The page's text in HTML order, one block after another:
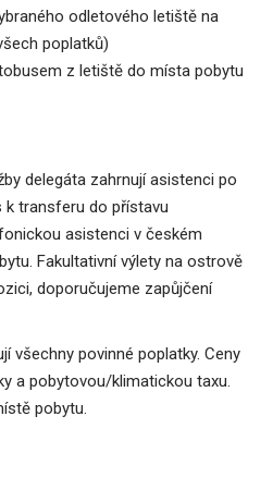
odletového letiště na
poplatků)
z letiště do místa pobytu
delegáta zahrnují asistenci po
k transferu do přístavu
asistenci v českém
Fakultativní výlety na ostrově
doporučujeme zapůjčení
všechny povinné poplatky. Ceny
a pobytovou/klimatickou taxu.
pobytu.